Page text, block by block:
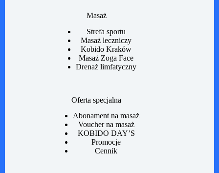
Masaż
Strefa sportu
Masaż leczniczy
Kobido Kraków
Masaż Zoga Face
Drenaż limfatyczny
Oferta specjalna
Abonament na masaż
Voucher na masaż
KOBIDO DAY’S
Promocje
Cennik